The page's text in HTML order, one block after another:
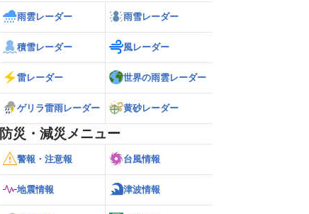
雨雲レーダー 雨雪レーダー
積雪レーダー 風レーダー
雷レーダー 世界の雨雲レーダー
ゲリラ雷雨レーダー 黄砂レーダー
防災・減災メニュー
警報・注意報 台風情報
地震情報 津波情報